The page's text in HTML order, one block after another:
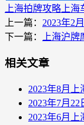
上海拍牌攻略上海
上一篇： 2023年2
下一篇： 上海沪牌
相关文章
2023年8月上
2023年7月
2023年6月上